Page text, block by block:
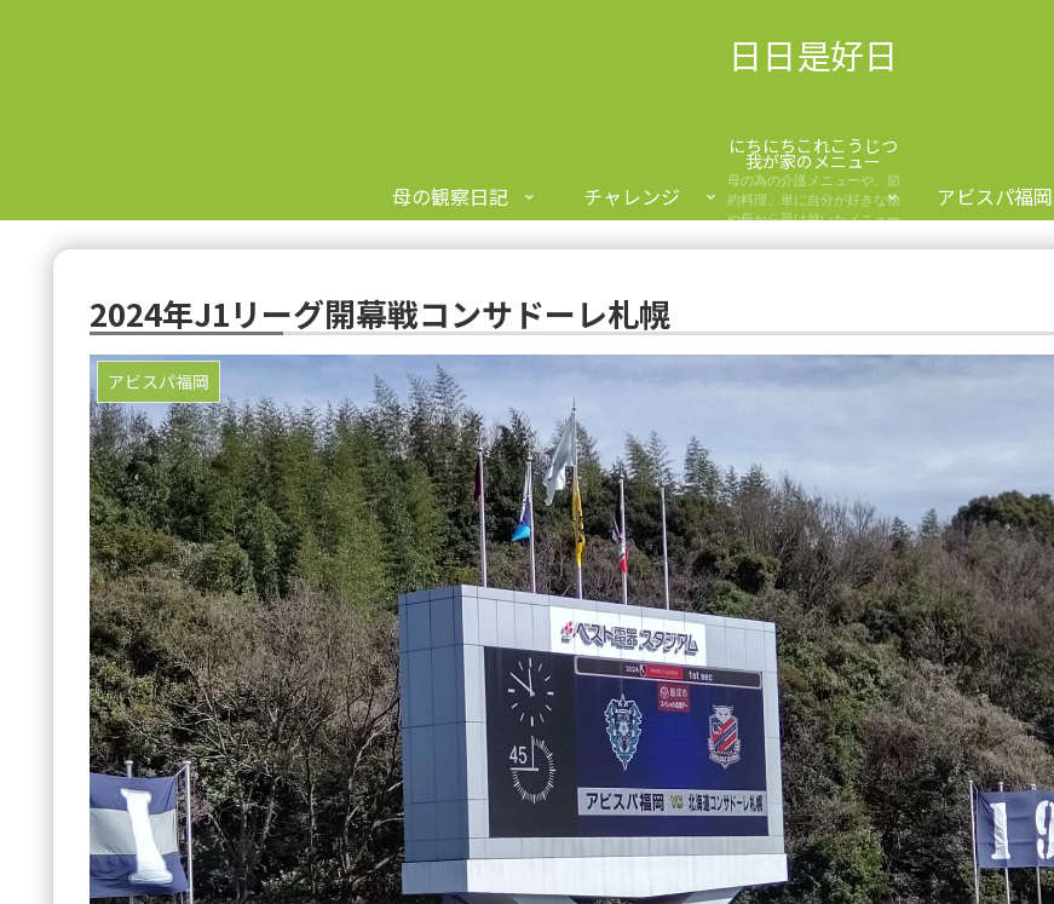
日日是好日
にちにちこれこうじつ
母の観察日記 チャレンジ
我が家のメニュー
母の為の介護メニューや、節
約料理、単に自分が好きな物
や母から受け就いたメニュー
アビスパ福岡
2024年J1リーグ開幕戦コンサドーレ札幌
アビスパ福岡